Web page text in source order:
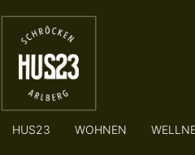
HUS23 WOHNEN